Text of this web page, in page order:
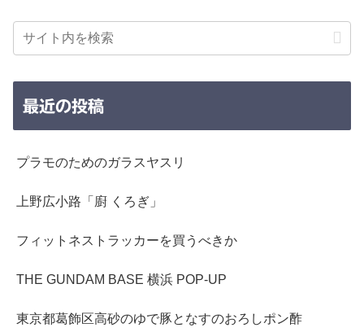
最近の投稿
プラモのためのガラスヤスリ
上野広小路「廚 くろぎ」
フィットネストラッカーを買うべきか
THE GUNDAM BASE 横浜 POP-UP
東京都葛飾区高砂のゆで豚となすのおろしポン酢